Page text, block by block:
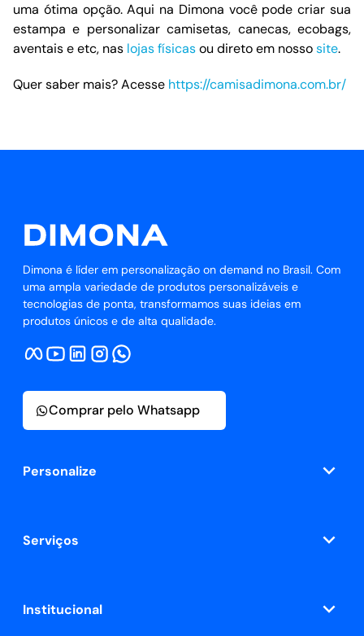
uma ótima opção. Aqui na Dimona você pode criar sua
estampa e personalizar camisetas, canecas, ecobags,
aventais e etc, nas lojas físicasou direto em nossosite.
Quer saber mais? Acesse https://camisadimona.com.br/
Dimona é líder em personalização on demand no Brasil. Com
uma ampla variedade de produtos personalizáveis e
tecnologias de ponta, transformamos suas ideias em
produtos únicos e de alta qualidade.
Personalize
Serviços
Institucional
Comprar pelo Whatsapp